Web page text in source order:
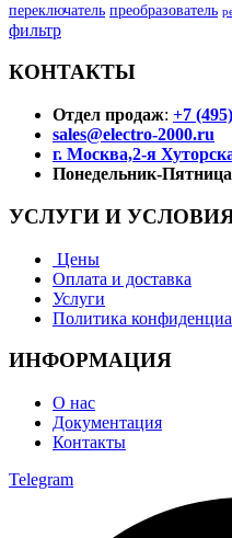
переключатель преобразователь
фильтр
КОНТАКТЫ
Отдел продаж: +7
sales@electro-2000.ru
г. Москва,2-я
Понедельник-Пятница
УСЛУГИ И
Цены
Оплата и доставка
Услуги
Политика
ИНФОРМАЦИЯ
О нас
Документация
Контакты
Telegram